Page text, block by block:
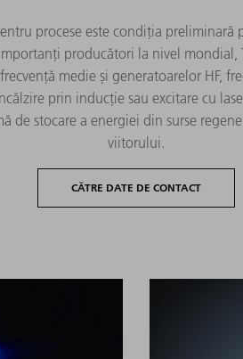
procese este condiția
producători la nivel mondial,
medie și generatoarelor HF,
prin inducție sau excitare cu
de stocare a energiei din surse
viitorului.
CĂTRE DATE DE CONTACT